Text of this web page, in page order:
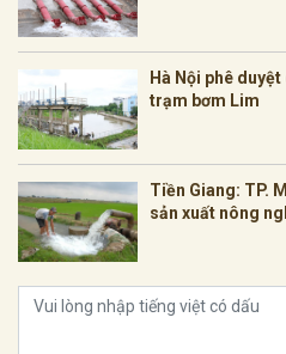
Hà Nội phê
trạm bơm Lim
Tiền Giang: TP.
sản xuất nông